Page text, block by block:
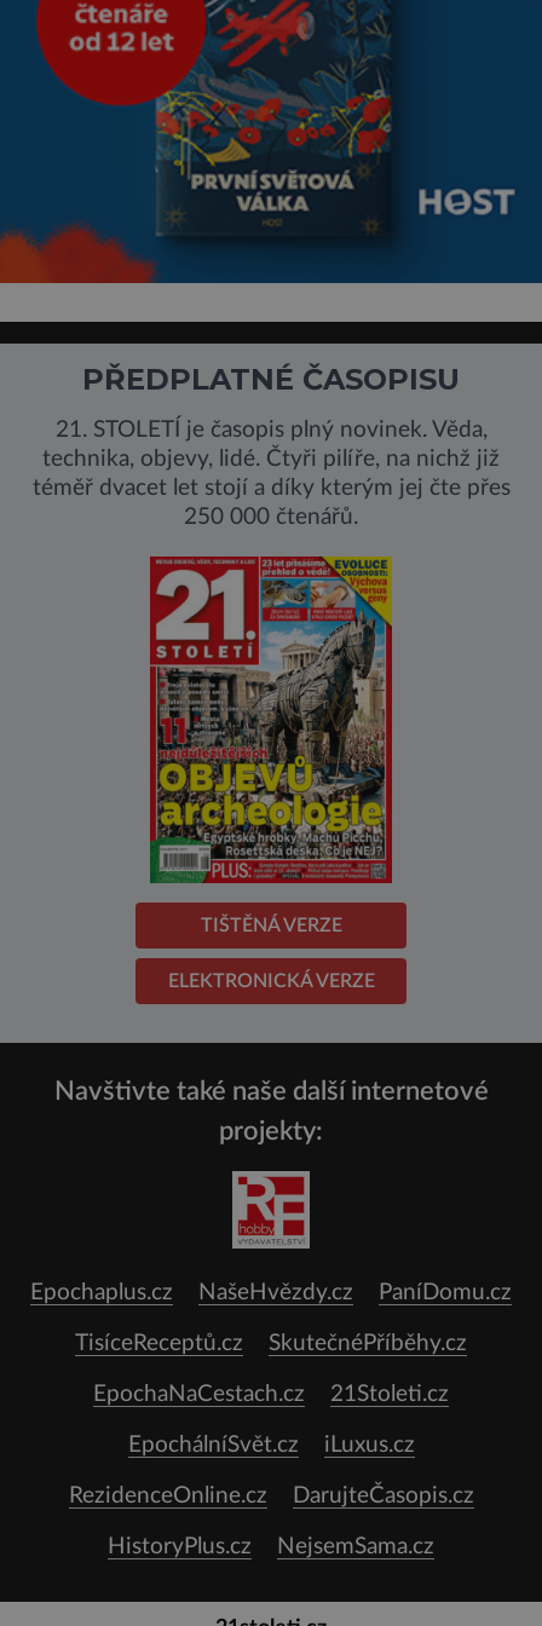
PŘEDPLATNÉ ČASOPISU
21. STOLETÍ je časopis plný novinek. Věda,
technika, objevy, lidé. Čtyři pilíře, na nichž již
téměř dvacet let stojí a díky kterým jej čte přes
250 000 čtenářů.
TIŠTĚNÁ VERZE
ELEKTRONICKÁ VERZE
Navštivte také naše další internetové
projekty:
Epochaplus.cz NašeHvězdy.cz PaníDomu.cz
TisíceReceptů.cz SkutečnéPříběhy.cz
EpochaNaCestach.cz 21Stoleti.cz
EpochálníSvět.cz iLuxus.cz
RezidenceOnline.cz DarujteČasopis.cz
HistoryPlus.cz NejsemSama.cz